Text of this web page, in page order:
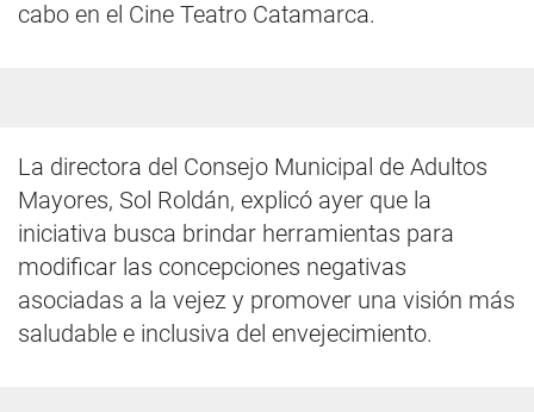
cabo en el Cine Teatro Catamarca.
La directora del Consejo Municipal de Adultos
Mayores, Sol Roldán, explicó ayer que la
iniciativa busca brindar herramientas para
modificar las concepciones negativas
asociadas a la vejez y promover una visión más
saludable e inclusiva del envejecimiento.